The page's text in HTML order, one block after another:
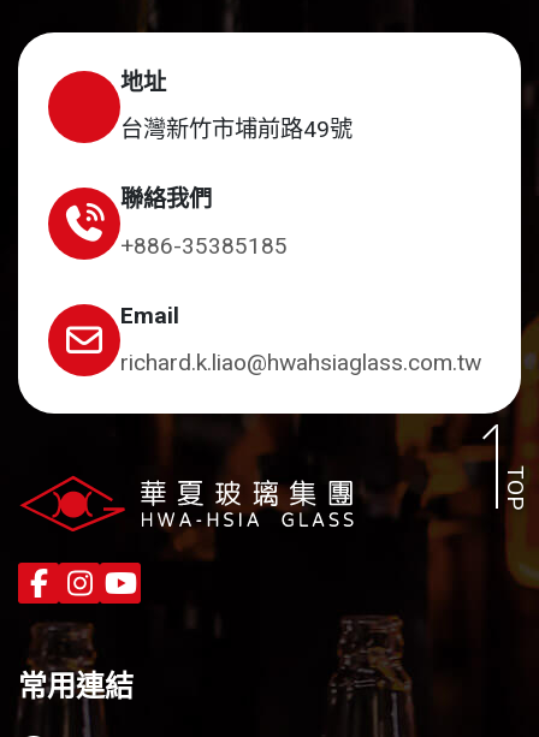
TOP
地址
台灣新竹市埔前路49號
聯絡我們
+886-35385185
Email
richard.k.liao@hwahsiaglass.com.tw
常用連結